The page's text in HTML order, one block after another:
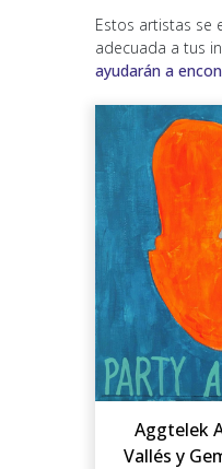
Estos artistas se
adecuada a tus
ayudarán a
Aggtelek
Vallés y